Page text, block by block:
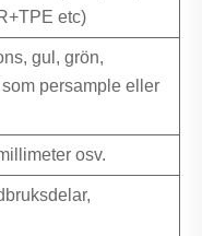
etc)
gul, grön,
persample eller
osv.